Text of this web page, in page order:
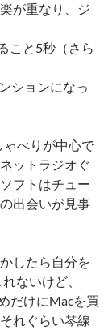
が重なり、ジ
こと5秒（さら
ションになっ
べりが中心で
ットラジオぐ
フトはチュー
出会いが見事
したら自分を
ないけど、
だけにMacを買
れぐらい琴線